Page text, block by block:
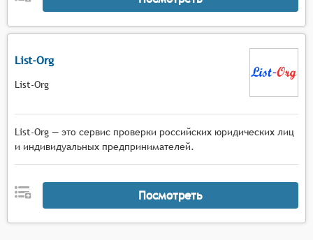
List-Org
List-Org
List-Org — это сервис проверки российских юридических лиц
и индивидуальных предпринимателей.
Посмотреть